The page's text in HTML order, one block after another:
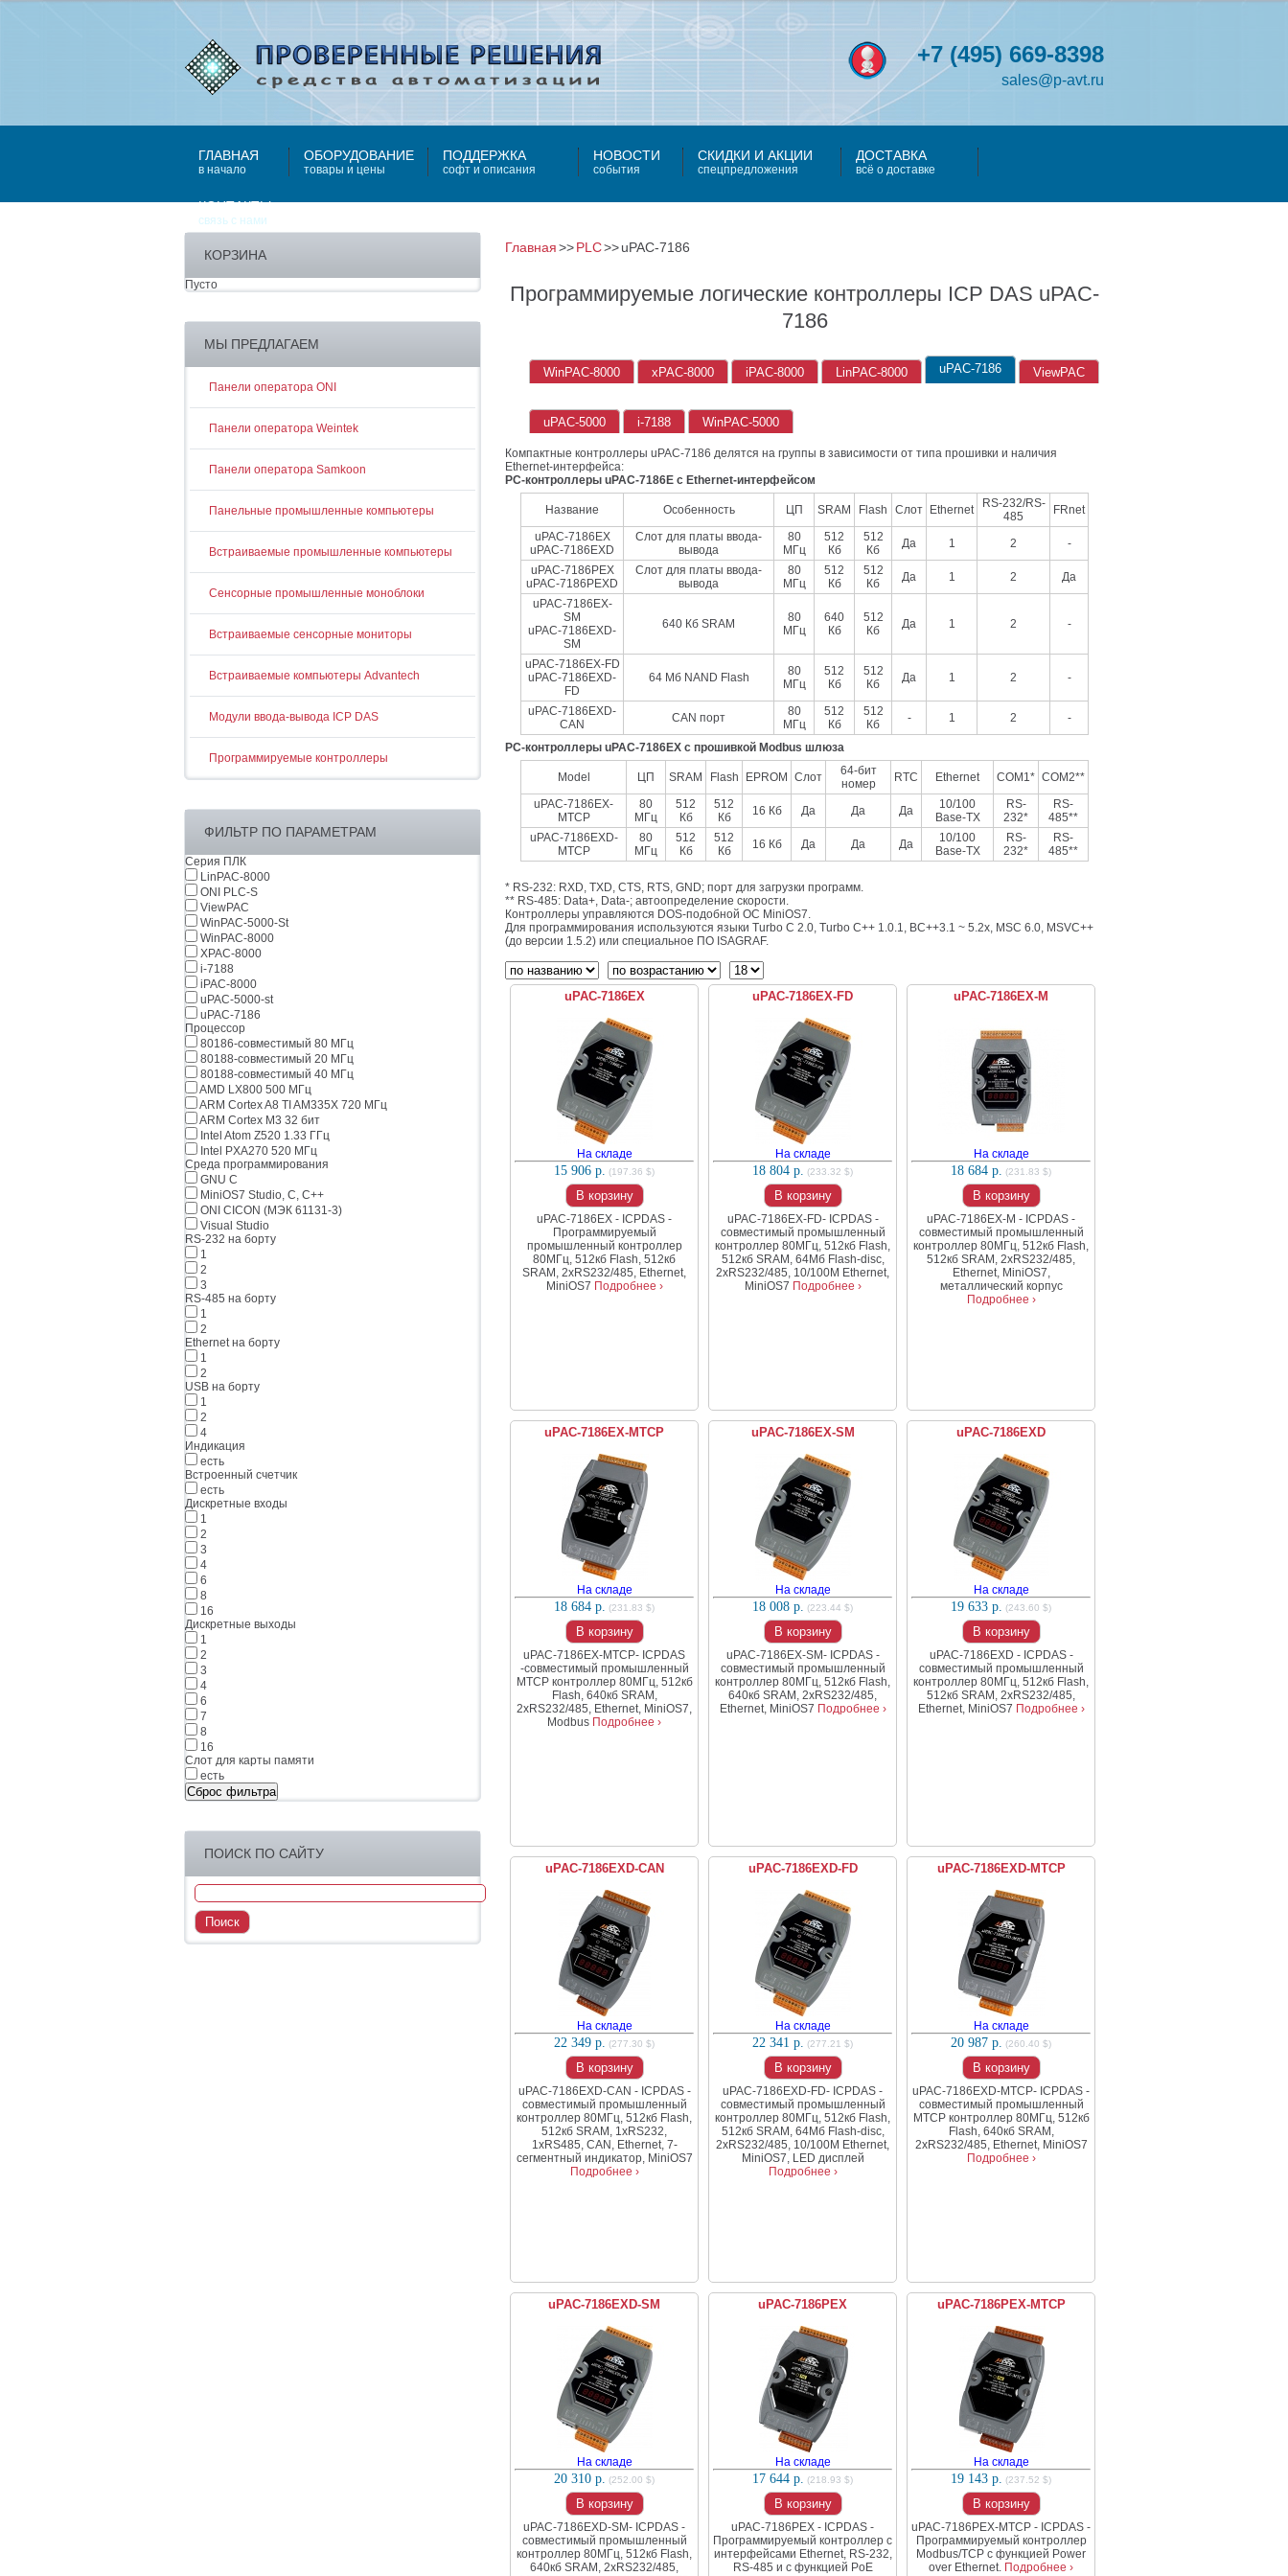
+7 (495) 669-8398
sales@p-avt.ru
ГЛАВНАЯ
в начало
ОБОРУДОВАНИЕ
товары и цены
ПОДДЕРЖКА
софт и описания
НОВОСТИ
события
СКИДКИ И АКЦИИ
спецпредложения
ДОСТАВКА
всё о доставке
КОНТАКТЫ
связь с нами
КОРЗИНА
Пусто
МЫ ПРЕДЛАГАЕМ
Панели оператора ONI
Панели оператора Weintek
Панели оператора Samkoon
Панельные промышленные компьютеры
Встраиваемые промышленные компьютеры
Сенсорные промышленные моноблоки
Встраиваемые сенсорные мониторы
Встраиваемые компьютеры Advantech
Модули ввода-вывода ICP DAS
Программируемые контроллеры
ФИЛЬТР ПО ПАРАМЕТРАМ
Серия ПЛК
LinPAC-8000
ONI PLC-S
ViewPAC
WinPAC-5000-St
WinPAC-8000
XPAC-8000
i-7188
iPAC-8000
uPAC-5000-st
uPAC-7186
Процессор
80186-совместимый 80 МГц
80188-совместимый 20 МГц
80188-совместимый 40 МГц
AMD LX800 500 МГц
ARM Cortex A8 TI AM335X 720 МГц
ARM Cortex M3 32 бит
Intel Atom Z520 1.33 ГГц
Intel PXA270 520 МГц
Среда программирования
GNU C
MiniOS7 Studio, C, C++
ONI CICON (МЭК 61131-3)
Visual Studio
RS-232 на борту
1
2
3
RS-485 на борту
1
2
Ethernet на борту
1
2
USB на борту
1
2
4
Индикация
есть
Встроенный счетчик
есть
Дискретные входы
1
2
3
4
6
8
16
Дискретные выходы
1
2
3
4
6
7
8
16
Слот для карты памяти
есть
Сброс фильтра
ПОИСК ПО САЙТУ
Главная PLC uPAC-7186
Программируемые логические контроллеры ICP DAS uPAC-
7186
WinPAC-8000 xPAC-8000 iPAC-8000 LinPAC-8000 uPAC-7186 ViewPAC
uPAC-5000 i-7188 WinPAC-5000
Компактные контроллеры uPAC-7186 делятся на группы в зависимости от типа прошивки и наличия
Ethernet-интерфейса:
PC-контроллеры uPAC-7186E с Ethernet-интерфейсом
Название Особенность ЦП SRAM Flash Слот Ethernet
RS-232/RS-
485
FRnet
uPAC-7186EX
uPAC-7186EXD
Слот для платы ввода-
вывода
80
МГц
512
Кб
512
Кб
Да 1 2
-
uPAC-7186PEX
uPAC-7186PEXD
Слот для платы ввода-
вывода
80
МГц
512
Кб
512
Кб
Да 1 2
Да
uPAC-7186EX-
SM
uPAC-7186EXD-
SM
640 Кб SRAM
80
МГц
640
Кб
512
Кб
Да 1 2 -
uPAC-7186EX-FD
uPAC-7186EXD-
FD
64 Мб NAND Flash
80
МГц
512
Кб
512
Кб
Да 1 2 -
uPAC-7186EXD-
CAN
CAN порт
80
МГц
512
Кб
512
Кб
- 1 2 -
PC-контроллеры uPAC-7186EX с прошивкой Modbus шлюза
Model ЦП SRAM Flash EPROM Слот
64-бит
номер
RTC Ethernet COM1* COM2**
uPAC-7186EX-
MTCP
80
МГц
512
Кб
512
Кб
16 Кб Да Да Да
10/100
Base-TX
RS-
232*
RS-
485**
uPAC-7186EXD-
MTCP
80
МГц
512
Кб
512
Кб
16 Кб Да Да Да
10/100
Base-TX
RS-
232*
RS-
485**
* RS-232: RXD, TXD, CTS, RTS, GND; порт для загрузки программ.
** RS-485: Data+, Data-; автоопределение скорости.
Контроллеры управляются DOS-подобной ОС MiniOS7.
Для программирования используются языки Turbo C 2.0, Turbo C++ 1.0.1, BC++3.1 ~ 5.2x, MSC 6.0, MSVC++
(до версии 1.5.2) или специальное ПО ISAGRAF.
uPAC-7186EX
На складе
15 906 р. (197.36 $)
В корзину
uPAC-7186EX - ICPDAS -
Программируемый
промышленный контроллер
80МГц, 512кб Flash, 512кб
SRAM, 2xRS232/485, Ethernet,
MiniOS7 Подробнее ›
uPAC-7186EX-FD
На складе
18 804 р. (233.32 $)
В корзину
uPAC-7186EX-FD- ICPDAS -
совместимый промышленный
контроллер 80МГц, 512кб Flash,
512кб SRAM, 64Мб Flash-disc,
2xRS232/485, 10/100M Ethernet,
MiniOS7 Подробнее ›
uPAC-7186EX-M
На складе
18 684 р. (231.83 $)
В корзину
uPAC-7186EX-M - ICPDAS -
совместимый промышленный
контроллер 80МГц, 512кб Flash,
512кб SRAM, 2xRS232/485,
Ethernet, MiniOS7,
металлический корпус
Подробнее ›
uPAC-7186EX-MTCP
На складе
18 684 р. (231.83 $)
В корзину
uPAC-7186EX-MTCP- ICPDAS
-совместимый промышленный
MTCP контроллер 80МГц, 512кб
Flash, 640кб SRAM,
2xRS232/485, Ethernet, MiniOS7,
Modbus Подробнее ›
uPAC-7186EX-SM
На складе
18 008 р. (223.44 $)
В корзину
uPAC-7186EX-SM- ICPDAS -
совместимый промышленный
контроллер 80МГц, 512кб Flash,
640кб SRAM, 2xRS232/485,
Ethernet, MiniOS7 Подробнее ›
uPAC-7186EXD
На складе
19 633 р. (243.60 $)
В корзину
uPAC-7186EXD - ICPDAS -
совместимый промышленный
контроллер 80МГц, 512кб Flash,
512кб SRAM, 2xRS232/485,
Ethernet, MiniOS7 Подробнее ›
uPAC-7186EXD-CAN
На складе
22 349 р. (277.30 $)
В корзину
uPAC-7186EXD-CAN - ICPDAS -
совместимый промышленный
контроллер 80МГц, 512кб Flash,
512кб SRAM, 1xRS232,
1xRS485, CAN, Ethernet, 7-
сегментный индикатор, MiniOS7
Подробнее ›
uPAC-7186EXD-FD
На складе
22 341 р. (277.21 $)
В корзину
uPAC-7186EXD-FD- ICPDAS -
совместимый промышленный
контроллер 80МГц, 512кб Flash,
512кб SRAM, 64Мб Flash-disc,
2xRS232/485, 10/100M Ethernet,
MiniOS7, LED дисплей
Подробнее ›
uPAC-7186EXD-MTCP
На складе
20 987 р. (260.40 $)
В корзину
uPAC-7186EXD-MTCP- ICPDAS -
совместимый промышленный
MTCP контроллер 80МГц, 512кб
Flash, 640кб SRAM,
2xRS232/485, Ethernet, MiniOS7
Подробнее ›
uPAC-7186EXD-SM
На складе
20 310 р. (252.00 $)
В корзину
uPAC-7186EXD-SM- ICPDAS -
совместимый промышленный
контроллер 80МГц, 512кб Flash,
640кб SRAM, 2xRS232/485,
uPAC-7186PEX
На складе
17 644 р. (218.93 $)
В корзину
uPAC-7186PEX - ICPDAS -
Программируемый контроллер с
интерфейсами Ethernet, RS-232,
RS-485 и с функцией PoE
uPAC-7186PEX-MTCP
На складе
19 143 р. (237.52 $)
В корзину
uPAC-7186PEX-MTCP - ICPDAS -
Программируемый контроллер
Modbus/TCP с функцией Power
over Ethernet. Подробнее ›